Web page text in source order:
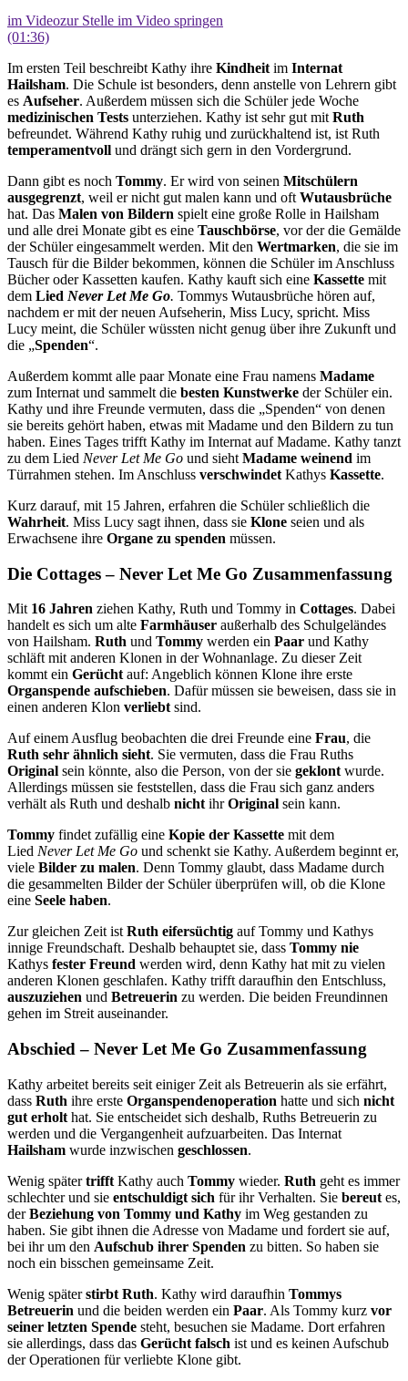
im Videozur Stelle im Video springen
(01:36)
Im ersten Teil beschreibt Kathy ihre Kindheit im Internat
Hailsham. Die Schule ist besonders, denn anstelle von Lehrern gibt
es Aufseher. Außerdem müssen sich die Schüler jede Woche
medizinischen Tests unterziehen. Kathy ist sehr gut mit Ruth
befreundet. Während Kathy ruhig und zurückhaltend ist, ist Ruth
temperamentvoll und drängt sich gern in den Vordergrund.
Dann gibt es noch Tommy. Er wird von seinen Mitschülern
ausgegrenzt, weil er nicht gut malen kann und oft Wutausbrüche
hat. Das Malen von Bildern spielt eine große Rolle in Hailsham
und alle drei Monate gibt es eine Tauschbörse, vor der die Gemälde
der Schüler eingesammelt werden. Mit den Wertmarken, die sie im
Tausch für die Bilder bekommen, können die Schüler im Anschluss
Bücher oder Kassetten kaufen. Kathy kauft sich eine Kassette mit
dem Lied Never Let Me Go. Tommys Wutausbrüche hören auf,
nachdem er mit der neuen Aufseherin, Miss Lucy, spricht. Miss
Lucy meint, die Schüler wüssten nicht genug über ihre Zukunft und
die „Spenden“.
Außerdem kommt alle paar Monate eine Frau namens Madame
zum Internat und sammelt die besten Kunstwerke der Schüler ein.
Kathy und ihre Freunde vermuten, dass die „Spenden“ von denen
sie bereits gehört haben, etwas mit Madame und den Bildern zu tun
haben. Eines Tages trifft Kathy im Internat auf Madame. Kathy tanzt
zu dem Lied Never Let Me Go und sieht Madame weinend im
Türrahmen stehen. Im Anschluss verschwindet Kathys Kassette.
Kurz darauf, mit 15 Jahren, erfahren die Schüler schließlich die
Wahrheit. Miss Lucy sagt ihnen, dass sie Klone seien und als
Erwachsene ihre Organe zu spenden müssen.
Die Cottages – Never Let Me Go Zusammenfassung
Mit 16 Jahren ziehen Kathy, Ruth und Tommy in Cottages. Dabei
handelt es sich um alte Farmhäuser außerhalb des Schulgeländes
von Hailsham. Ruth und Tommy werden ein Paar und Kathy
schläft mit anderen Klonen in der Wohnanlage. Zu dieser Zeit
kommt ein Gerücht auf: Angeblich können Klone ihre erste
Organspende aufschieben. Dafür müssen sie beweisen, dass sie in
einen anderen Klon verliebt sind.
Auf einem Ausflug beobachten die drei Freunde eine Frau, die
Ruth sehr ähnlich sieht. Sie vermuten, dass die Frau Ruths
Original sein könnte, also die Person, von der sie geklont wurde.
Allerdings müssen sie feststellen, dass die Frau sich ganz anders
verhält als Ruth und deshalb nicht ihrOriginal sein kann.
Tommy findet zufällig eine Kopie der Kassette mit dem
Lied Never Let Me Go und schenkt sie Kathy. Außerdem beginnt er,
viele Bilder zu malen. Denn Tommy glaubt, dass Madame durch
die gesammelten Bilder der Schüler überprüfen will, ob die Klone
eine Seele haben.
Zur gleichen Zeit ist Ruth eifersüchtig auf Tommy und Kathys
innige Freundschaft. Deshalb behauptet sie, dass Tommy nie
Kathys fester Freund werden wird, denn Kathy hat mit zu vielen
anderen Klonen geschlafen. Kathy trifft daraufhin den Entschluss,
auszuziehen und Betreuerin zu werden. Die beiden Freundinnen
gehen im Streit auseinander.
Abschied – Never Let Me Go Zusammenfassung
Kathy arbeitet bereits seit einiger Zeit als Betreuerin als sie erfährt,
dass Ruth ihre erste Organspendenoperation hatte und sich nicht
gut erholt hat. Sie entscheidet sich deshalb, Ruths Betreuerin zu
werden und die Vergangenheit aufzuarbeiten. Das Internat
Hailsham wurde inzwischen geschlossen.
Wenig spätertrifft Kathy auch Tommy wieder. Ruth geht es immer
schlechter und sie entschuldigt sich für ihr Verhalten. Sie bereut es,
derBeziehung von Tommy und Kathy im Weg gestanden zu
haben. Sie gibt ihnen die Adresse von Madame und fordert sie auf,
bei ihr um den Aufschub ihrer Spenden zu bitten. So haben sie
noch ein bisschen gemeinsame Zeit.
Wenig späterstirbt Ruth. Kathy wird daraufhin Tommys
Betreuerin und die beiden werden ein Paar. Als Tommy kurz vor
seiner letzten Spende steht, besuchen sie Madame. Dort erfahren
sie allerdings, dass das Gerücht falsch ist und es keinen Aufschub
der Operationen für verliebte Klone gibt.